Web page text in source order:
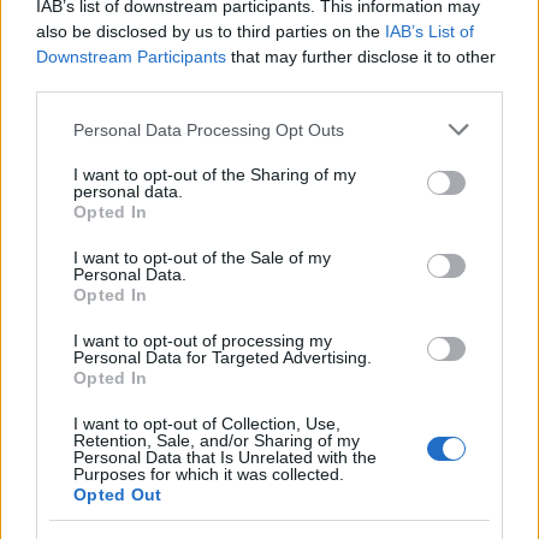
IAB’s list of downstream participants. This information may
also be disclosed by us to third parties on the IAB’s List of
Downstream Participants that may further disclose it to other
Please note that this website/app uses one or more Google
not limited to your visit or usage behaviour. You may click to
grant or deny consent to Google and its third-party tags to
use your data for below specified purposes in below Google
consent section.
Personal Data Processing Opt Outs
I want to opt-out of the Sharing of my
personal data.
Opted In
I want to opt-out of the Sale of my
Personal Data.
Opted In
I want to opt-out of processing my
Personal Data for Targeted Advertising.
Opted In
I want to opt-out of Collection, Use,
Retention, Sale, and/or Sharing of my
Personal Data that Is Unrelated with the
Purposes for which it was collected.
Opted Out
πρωταγωνιστές.
Το trailer έκανε πρεμιέρα στο One Last Bike Ride, μια
ιδιότυπη εκδήλωση του Netflix που μετέτρεψε τη
λίγες ώρες. Η διοργάνωση είχε παιχνίδια,
διαγωνισμούς και ζωντανή μουσική, όμως η
κορύφωση ήταν φυσικά η προβολή του trailer στη
μεγάλη σκηνή. Ένα αντίο με γιορτινή διάθεση σε μια
σειρά που ταυτίστηκε με την pop culture της
τελευταίας δεκαετίας.
όχι μόνο γιατί πρέπει να κλείσει ιστορίες που
χτίστηκαν επί χρόνια, αλλά και γιατί αποτελεί ένα
από τα πιο χαρακτηριστικά παραδείγματα